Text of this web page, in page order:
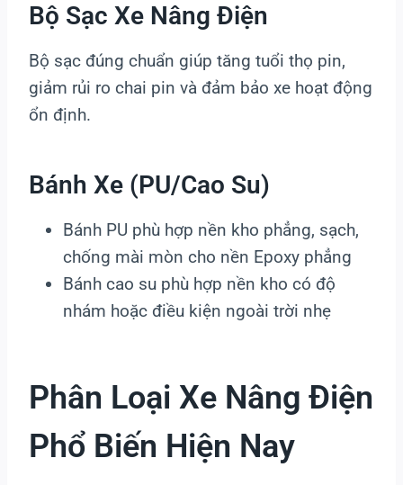
Bộ Sạc Xe Nâng Điện
Bộ sạc đúng chuẩn giúp tăng tuổi thọ pin,
giảm rủi ro chai pin và đảm bảo xe hoạt động
ổn định.
Bánh Xe (PU/cao Su)
Bánh PU phù hợp nền kho phẳng, sạch,
chống mài mòn cho nền Epoxy phẳng
Bánh cao su phù hợp nền kho có độ
nhám hoặc điều kiện ngoài trời nhẹ
Phân Loại Xe Nâng Điện
Phổ Biến Hiện Nay